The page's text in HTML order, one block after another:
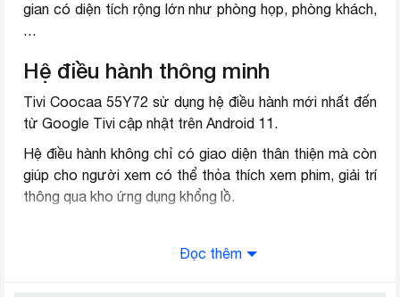
Kích thước không
chân, treo tường
Khối lượng không
chân
10 kg
Thương hiệu (lọc) Coocaa
gian có diện tích rộng lớn như phòng họp, phòng khách,
…
Hệ điều hành thông minh
Tivi Coocaa 55Y72 sử dụng hệ điều hành mới nhất đến
từ Google Tivi cập nhật trên Android 11.
Hệ điều hành không chỉ có giao diện thân thiện mà còn
giúp cho người xem có thể thỏa thích xem phim, giải trí
thông qua kho ứng dụng khổng lồ.
Đọc thêm